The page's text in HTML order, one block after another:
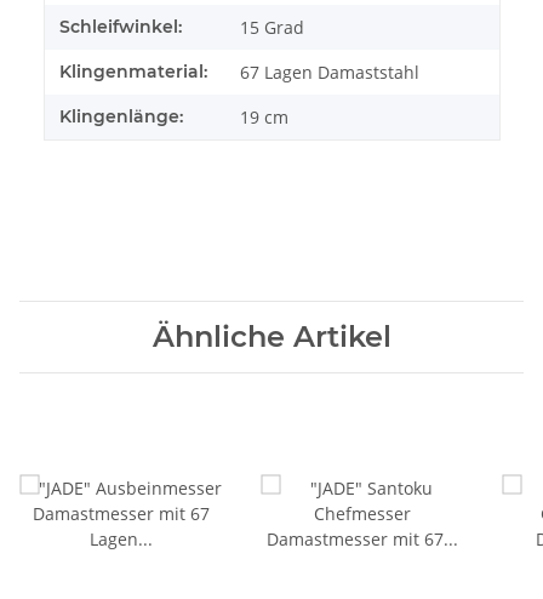
Schleifwinkel: 15 Grad
Klingenmaterial: 67 Lagen Damaststahl
Klingenlänge: 19 cm
Ähnliche Artikel